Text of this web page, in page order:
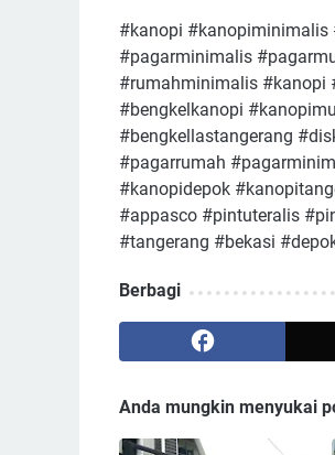
#kanopi
#pagarminimalis
#rumahminimalis #kanopi
#bengkelkanopi
#bengkellastangerang
#pagarrumah
#kanopidepok
#appasco #pintuteralis
#tangerang #bekasi
Berbagi
Anda mungkin menyukai